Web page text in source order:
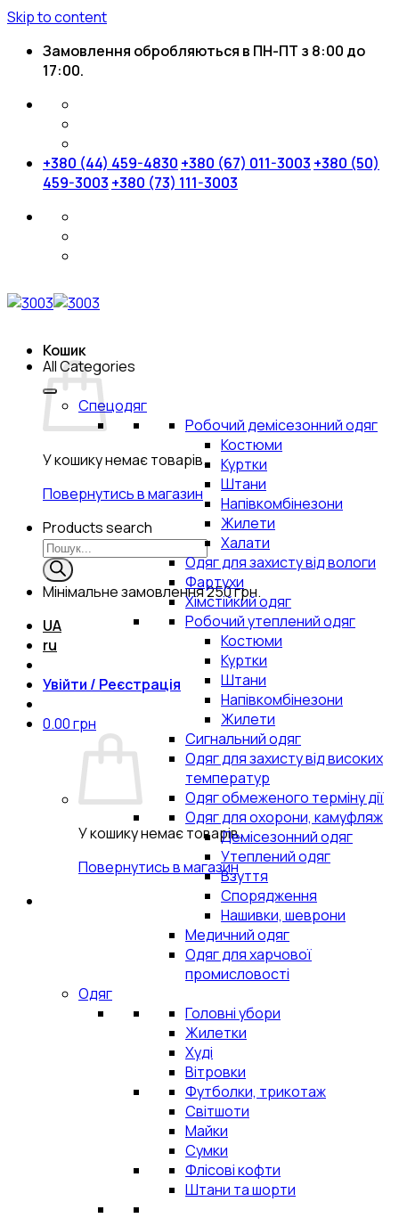
Skip to content
Замовлення обробляються в ПН-ПТ з 8:00 до
17:00.
+380 (44) 459-4830 +380 (67) 011-3003 +380 (50)
459-3003 +380 (73) 111-3003
Кошик
У кошику немає товарів.
Повернутись в магазин
Products search
Мінімальне замовлення250 грн.
UA
ru
Увійти / Реєстрація
0.00грн
У кошику немає товарів.
Повернутись в магазин
All Categories
Спецодяг
Робочий демісезонний одяг
Костюми
Куртки
Штани
Напівкомбінезони
Жилети
Халати
Одяг для захисту від вологи
Фартухи
Хімстійкий одяг
Робочий утеплений одяг
Костюми
Куртки
Штани
Напівкомбінезони
Жилети
Сигнальний одяг
Одяг для захисту від високих
температур
Одяг обмеженого терміну дії
Одяг для охорони, камуфляж
Демісезонний одяг
Утеплений одяг
Взуття
Спорядження
Нашивки, шеврони
Медичний одяг
Одяг для харчової
промисловості
Одяг
Головні убори
Жилетки
Худі
Вітровки
Футболки, трикотаж
Світшоти
Майки
Сумки
Флісові кофти
Штани та шорти